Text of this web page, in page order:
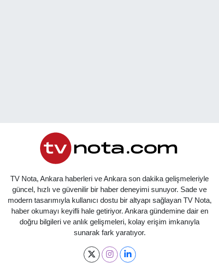
TV Nota, Ankara haberleri ve Ankara son dakika gelişmeleriyle
güncel, hızlı ve güvenilir bir haber deneyimi sunuyor. Sade ve
modern tasarımıyla kullanıcı dostu bir altyapı sağlayan TV Nota,
haber okumayı keyifli hale getiriyor. Ankara gündemine dair en
doğru bilgileri ve anlık gelişmeleri, kolay erişim imkanıyla
sunarak fark yaratıyor.